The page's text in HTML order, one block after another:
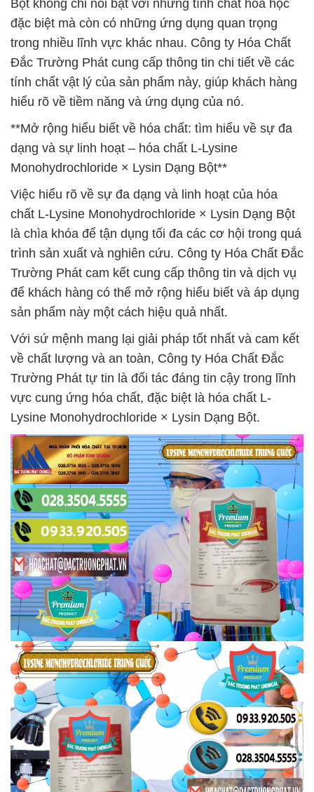
Bột không chỉ nổi bật với những tính chất hóa học
đặc biệt mà còn có những ứng dụng quan trọng
trong nhiều lĩnh vực khác nhau. Công ty Hóa Chất
Đắc Trường Phát cung cấp thông tin chi tiết về các
tính chất vật lý của sản phẩm này, giúp khách hàng
hiểu rõ về tiềm năng và ứng dụng của nó.
**Mở rộng hiểu biết về hóa chất: tìm hiểu về sự đa
dạng và sự linh hoạt – hóa chất L-Lysine
Monohydrochloride × Lysin Dạng Bột**
Việc hiểu rõ về sự đa dạng và linh hoạt của hóa
chất L-Lysine Monohydrochloride × Lysin Dạng Bột
là chìa khóa để tận dụng tối đa các cơ hội trong quá
trình sản xuất và nghiên cứu. Công ty Hóa Chất Đắc
Trường Phát cam kết cung cấp thông tin và dịch vụ
để khách hàng có thể mở rộng hiểu biết và áp dụng
sản phẩm này một cách hiệu quả nhất.
Với sứ mệnh mang lại giải pháp tốt nhất và cam kết
về chất lượng và an toàn, Công ty Hóa Chất Đắc
Trường Phát tự tin là đối tác đáng tin cậy trong lĩnh
vực cung ứng hóa chất, đặc biệt là hóa chất L-
Lysine Monohydrochloride × Lysin Dạng Bột.